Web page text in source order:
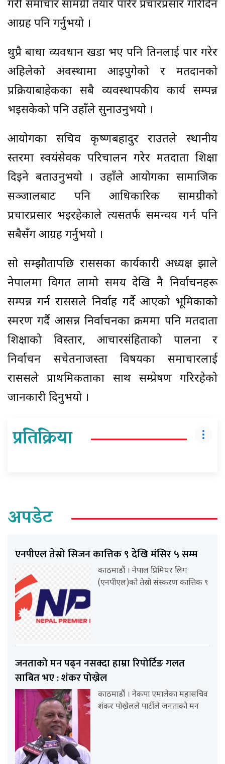
गरी समाचार सामग्री तयार पारेर प्रचारप्रसार गरिदिन
आग्रह पनि गर्नुभयो ।
थुप्रै बाधा व्यवधान खडा भए पनि तिनलाई पार गरेर
अहिलेको अवस्थामा आइपुगेको र मतदानको
प्रक्रियाबाहेकका सबै व्यवस्थापकीय कार्य सम्पन्न
भइसकेको पनि उहाँले सुनाउनुभयो ।
आयोगका सचिव कृष्णबहादुर राउतले स्थानीय
स्तरमा स्वयंसेवक परिचालन गरेर मतदाता शिक्षा
दिइने बताउनुभयो । उहाँले आयोगका सामाजिक
सञ्जालबाट पनि आधिकारिक सामग्रीको
प्रचारप्रसार भइरहेकाले त्यसतर्फ समन्वय गर्न पनि
सबैसँग आग्रह गर्नुभयो ।
सो सम्झौतापछि राससका कार्यकारी अध्यक्ष झाले
नेपालमा विगत लामो समय देखि नै निर्वाचनहरू
सम्पन्न गर्न राससले निर्वाह गर्दै आएको भूमिकाको
स्मरण गर्दै आसन्न निर्वाचनका क्रममा पनि मतदाता
शिक्षाको विस्तार, आचारसंहिताको पालना र
निर्वाचन सचेतनाजस्ता विषयका समाचारलाई
राससले प्राथमिकताका साथ सम्प्रेषण गरिरहेको
जानकारी दिनुभयो ।
प्रतिक्रिया
अपडेट
एनपीएल तेस्रो सिजन कात्तिक ९ देखि मंसिर ५ सम्म
काठमाडौं । नेपाल प्रिमियर लिग
(एनपीएल)को तेस्रो संस्करण कात्तिक ९
जनताको मन पढ्न नसक्दा हाम्रा रिपोर्टिङ गलत
साबित भए : शंकर पोख्रेल
काठमाडौं । नेकपा एमालेका महासचिव
शंकर पोख्रेलले पार्टीले जनताको मन